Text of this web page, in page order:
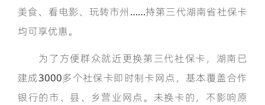
美食、看电影、玩转市州……持第三代湖南省社保卡
均可享优惠。
为了方便群众就近更换第三代社保卡，湖南已
建成3000多个社保卡即时制卡网点，基本覆盖合作
银行的市、县、乡营业网点。未换卡的，不影响原